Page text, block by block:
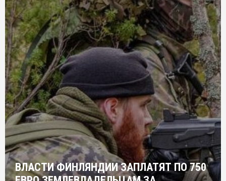
ВЛАСТИ ФИНЛЯНДИИ ЗАПЛАТЯТ ПО 750